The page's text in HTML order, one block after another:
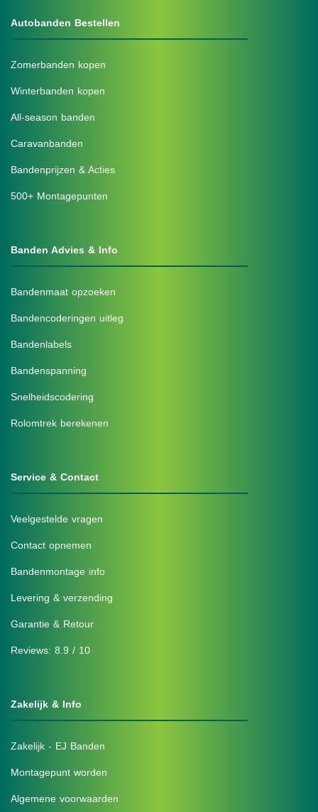
Autobanden Bestellen
Zomerbanden kopen
Winterbanden kopen
All-season banden
Caravanbanden
Bandenprijzen & Acties
500+ Montagepunten
Banden Advies & Info
Bandenmaat opzoeken
Bandencoderingen uitleg
Bandenlabels
Bandenspanning
Snelheidscodering
Rolomtrek berekenen
Service & Contact
Veelgestelde vragen
Contact opnemen
Bandenmontage info
Levering & verzending
Garantie & Retour
Reviews: 8.9 / 10
Zakelijk & Info
Zakelijk - EJ Banden
Montagepunt worden
Algemene voorwaarden